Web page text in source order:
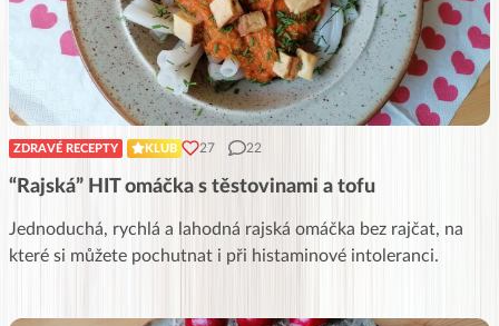
ZDRAVÉ RECEPTY KLUB 27 22
“Rajská” HIT omáčka s těstovinami a tofu
Jednoduchá, rychlá a lahodná rajská omáčka bez rajčat, na
které si můžete pochutnat i při histaminové intoleranci.